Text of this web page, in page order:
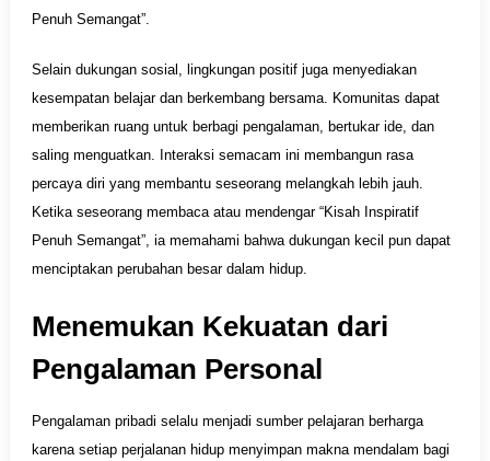
Penuh Semangat”.
Selain dukungan sosial, lingkungan positif juga menyediakan
kesempatan belajar dan berkembang bersama. Komunitas dapat
memberikan ruang untuk berbagi pengalaman, bertukar ide, dan
saling menguatkan. Interaksi semacam ini membangun rasa
percaya diri yang membantu seseorang melangkah lebih jauh.
Ketika seseorang membaca atau mendengar “Kisah Inspiratif
Penuh Semangat”, ia memahami bahwa dukungan kecil pun dapat
menciptakan perubahan besar dalam hidup.
Menemukan Kekuatan dari
Pengalaman Personal
Pengalaman pribadi selalu menjadi sumber pelajaran berharga
karena setiap perjalanan hidup menyimpan makna mendalam bagi